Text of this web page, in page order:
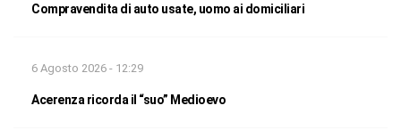
Compravendita di auto usate, uomo ai domiciliari
6 Agosto 2026 - 12:29
Acerenza ricorda il “suo” Medioevo